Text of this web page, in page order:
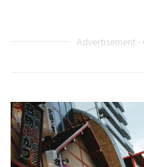
Advertisement -